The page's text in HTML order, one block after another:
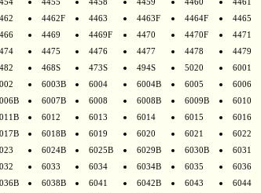
4462F 4463 4463F 4464F
4465
4469 4469F 4470 4470F
4471
4475 4476 4477 4478
4479
468S 473S 494S 5020
6001
6003B 6004 6004B 6005
6006
6007B 6008 6008B 6009B
6010
6012 6013 6014 6015
6016
6018B 6019 6020 6021
6022
6024B 6025B 6029B 6030B
6031
6033 6034 6034B 6035
6036
6038B 6041 6042B 6043
6044